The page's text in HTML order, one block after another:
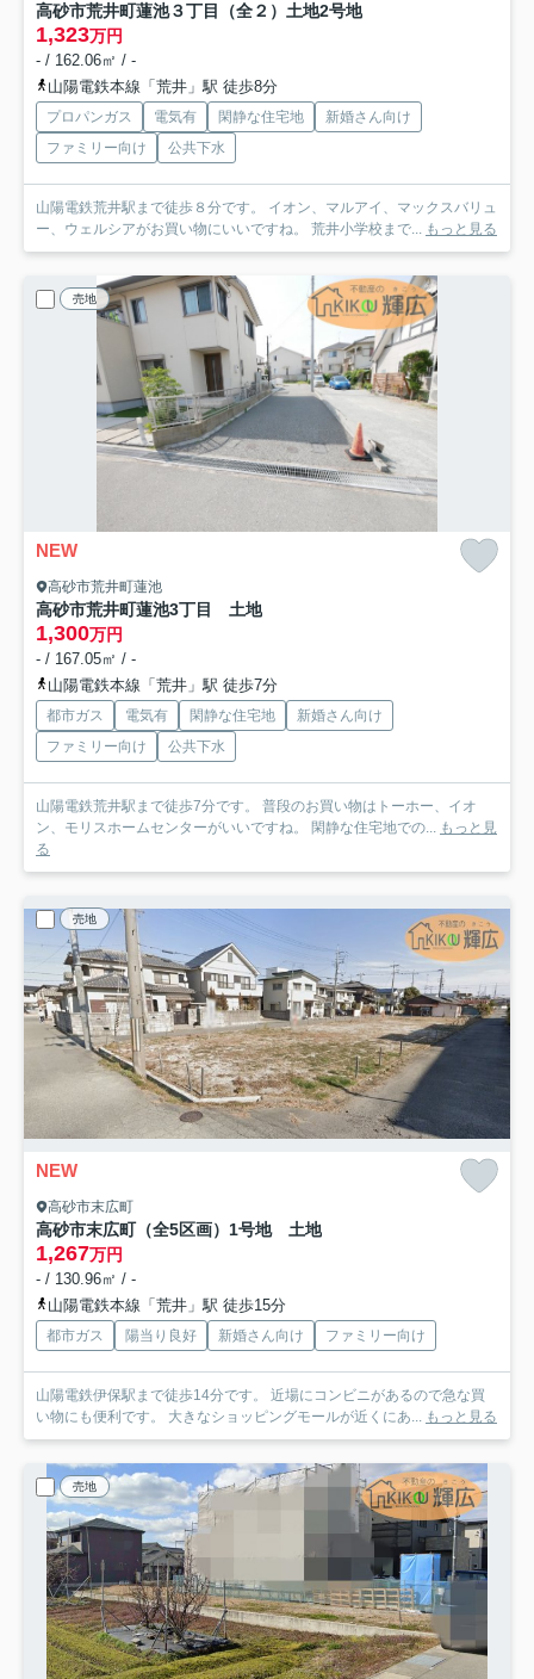
高砂市荒井町蓮池３丁目（全２）土地2号地
1,323万円
- / 162.06㎡ / -
山陽電鉄本線「荒井」駅 徒歩8分
プロパンガス 電気有 閑静な住宅地
新婚さん向け
ファミリー向け
公共下水
山陽電鉄荒井駅まで徒歩８分です。 イオン、マルアイ、マックスバリュ
ー、ウェルシアがお買い物にいいですね。 荒井小学校まで... もっと見る
売地
NEW
高砂市荒井町蓮池
高砂市荒井町蓮池3丁目 土地
1,300万円
- / 167.05㎡ / -
山陽電鉄本線「荒井」駅 徒歩7分
都市ガス 電気有 閑静な住宅地
新婚さん向け
ファミリー向け
公共下水
山陽電鉄荒井駅まで徒歩7分です。 普段のお買い物はトーホー、イオ
ン、モリスホームセンターがいいですね。 閑静な住宅地での... もっと見
る
売地
NEW
高砂市末広町
高砂市末広町（全5区画）1号地 土地
1,267万円
- / 130.96㎡ / -
山陽電鉄本線「荒井」駅 徒歩15分
都市ガス 陽当り良好 新婚さん向け ファミリー向け
山陽電鉄伊保駅まで徒歩14分です。 近場にコンビニがあるので急な買
い物にも便利です。 大きなショッピングモールが近くにあ... もっと見る
売地